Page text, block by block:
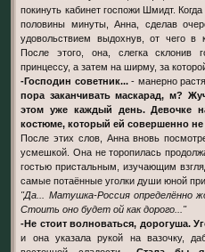
покинуть кабинет госпожи Шмидт.
половины минуты, Анна, сделав
удовольствием выдохнув, от чего в
После этого, она, слегка склонив
принцессу, а затем на ширму, за
-Господин советник...- манерно
пора заканчивать маскарад, м?
этом уже каждый день. Девочке
костюме, который ей совершенно не
После этих слов, Анна вновь
усмешкой. Она не торопилась
гостью пристальным, изучающим
самые потаённые уголки души юной
"Да... Матушка-Россия определённо
Стоить оно будет ой как дорого..."
-Не стоит волноваться, дорогуша.
и она указала рукой на вазочку,